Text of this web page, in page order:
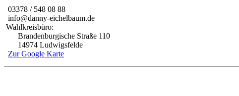
03378 / 548 08 88
info@danny-eichelbaum.de
Wahlkreisbüro:
Brandenburgische Straße 110
14974 Ludwigsfelde
Zur Google Karte